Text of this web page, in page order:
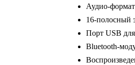
Аудио-
16-полосный
Порт USB
Bluetooth-